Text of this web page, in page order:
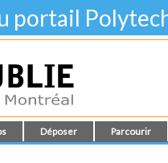
portail
Déposer Parcourir